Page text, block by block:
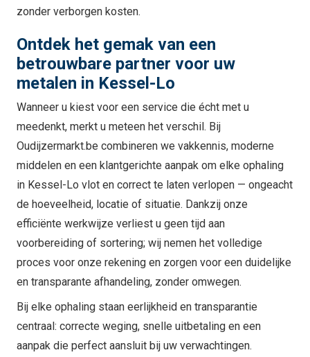
zonder verborgen kosten.
Ontdek het gemak van een
betrouwbare partner voor uw
metalen in Kessel-Lo
Wanneer u kiest voor een service die écht met u
meedenkt, merkt u meteen het verschil. Bij
Oudijzermarkt.be combineren we vakkennis, moderne
middelen en een klantgerichte aanpak om elke ophaling
in Kessel-Lo vlot en correct te laten verlopen — ongeacht
de hoeveelheid, locatie of situatie. Dankzij onze
efficiënte werkwijze verliest u geen tijd aan
voorbereiding of sortering; wij nemen het volledige
proces voor onze rekening en zorgen voor een duidelijke
en transparante afhandeling, zonder omwegen.
Bij elke ophaling staan eerlijkheid en transparantie
centraal: correcte weging, snelle uitbetaling en een
aanpak die perfect aansluit bij uw verwachtingen.